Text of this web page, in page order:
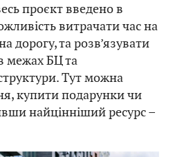
проєкт введено в
витрачати час на
дорогу, та розв’язувати
межах БЦ та
Тут можна
купити подарунки чи
найцінніший ресурс –